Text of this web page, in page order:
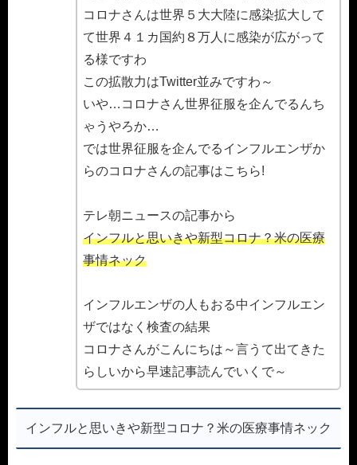
コロナさんは世界５大大陸に感染拡大して
て世界４１カ国約８万人に感染が広がって
る様ですわ
この拡散力はTwitter並みですわ～
いや…コロナさん世界征服を企んでるんち
ゃうやろか…
では世界征服を企んでるインフルエンザか
らのコロナさんの記事はこちら!
テレ朝ニュースの記事から
インフルと思いきや新型コロナ？米の医療
事情ネック
インフルエンザの人もおる中インフルエン
ザではなく検査の結果
コロナさんがこんにちは～言うて出てきた
らしいから早速記事読んでいくで～
インフルと思いきや新型コロナ？米の医療事情ネック